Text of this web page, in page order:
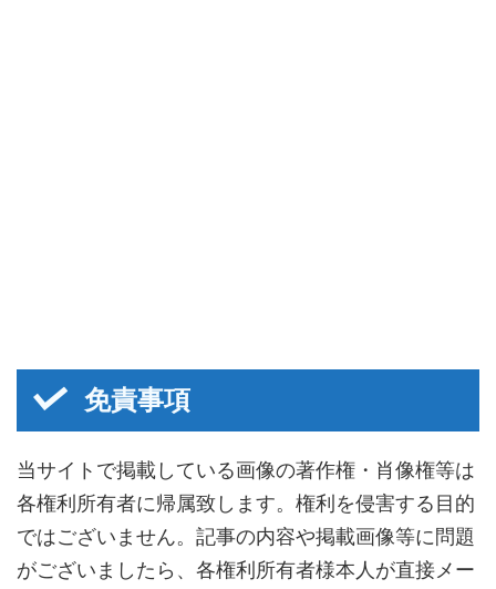
免責事項
当サイトで掲載している画像の著作権・肖像権等は
各権利所有者に帰属致します。権利を侵害する目的
ではございません。記事の内容や掲載画像等に問題
がございましたら、各権利所有者様本人が直接メー